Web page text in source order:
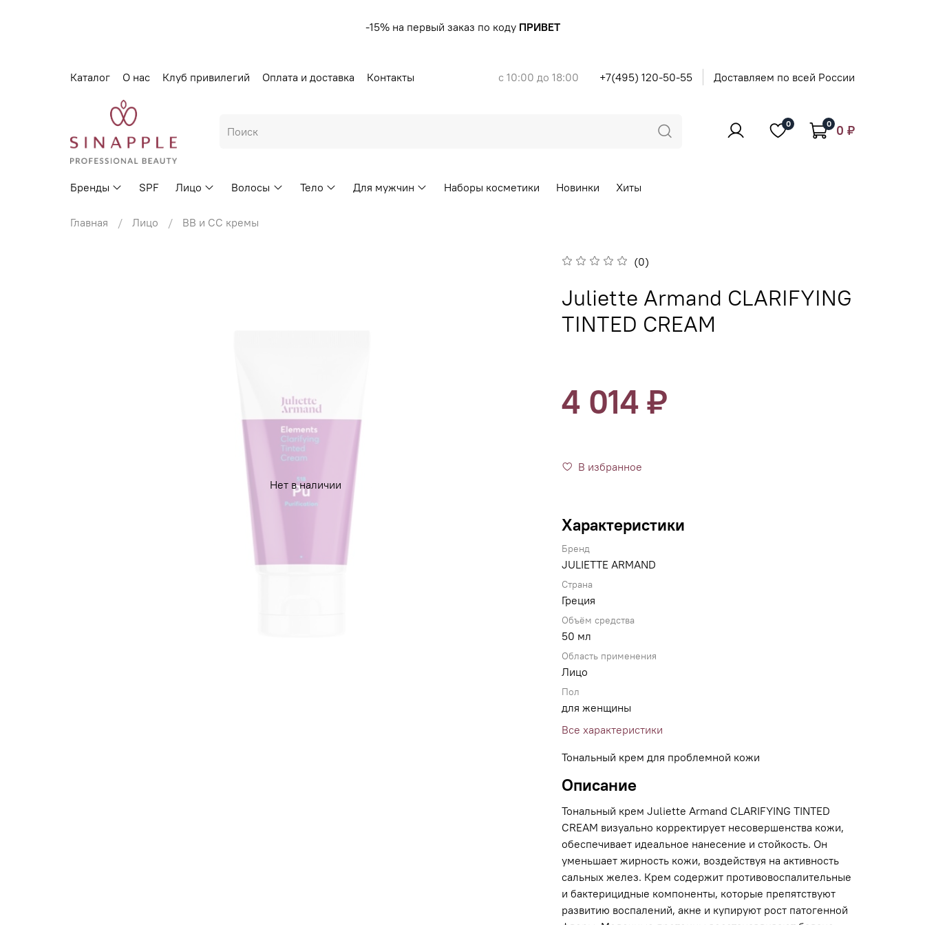
-15% на первый заказ по коду ПРИВЕТ
Каталог О нас Клуб привилегий Оплата и доставка Контакты с 10:00 до 18:00 +7(495) 120-50-55 Доставляем по всей России
0 0 0 ₽
Бренды SPF Лицо Волосы Тело Для мужчин Наборы косметики Новинки Хиты
Главная Лицо BB и CC кремы
Нет в наличии
(0)
Juliette Armand CLARIFYING
TINTED CREAM
4 014 ₽
В избранное
Характеристики
Бренд
JULIETTE ARMAND
Страна
Греция
Объём средства
50 мл
Область применения
Лицо
Пол
для женщины
Все характеристики
Тональный крем для проблемной кожи
Описание
Тональный крем Juliette Armand CLARIFYING TINTED
CREAM визуально корректирует несовершенства кожи,
обеспечивает идеальное нанесение и стойкость. Он
уменьшает жирность кожи, воздействуя на активность
сальных желез. Крем содержит противовоспалительные
и бактерицидные компоненты, которые препятствуют
развитию воспалений, акне и купируют рост патогенной